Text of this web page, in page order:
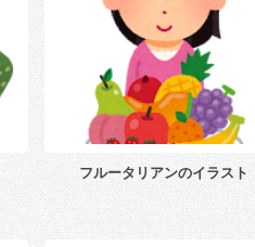
フルータリアンのイラスト